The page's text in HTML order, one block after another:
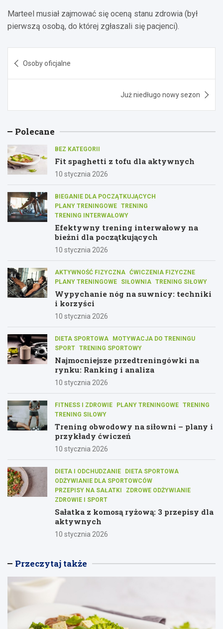
Marteel musiał zajmować się oceną stanu zdrowia (był
pierwszą osobą, do której zgłaszali się pacjenci).
wpisu
Osoby oficjalne
Już niedługo nowy sezon
Polecane
BEZ KATEGORII
Fit spaghetti z tofu dla aktywnych
10 stycznia 2026
BIEGANIE DLA POCZĄTKUJĄCYCH
PLANY TRENINGOWE TRENING
TRENING INTERWAŁOWY
Efektywny trening interwałowy na
bieżni dla początkujących
10 stycznia 2026
AKTYWNOŚĆ FIZYCZNA ĆWICZENIA FIZYCZNE
PLANY TRENINGOWE
SIŁOWNIA TRENING SIŁOWY
Wypychanie nóg na suwnicy: techniki
i korzyści
10 stycznia 2026
DIETA SPORTOWA
MOTYWACJA DO TRENINGU
SPORT TRENING SPORTOWY
Najmocniejsze przedtreningówki na
rynku: Ranking i analiza
10 stycznia 2026
FITNESS I ZDROWIE PLANY TRENINGOWE TRENING
TRENING SIŁOWY
Trening obwodowy na siłowni – plany i
przykłady ćwiczeń
10 stycznia 2026
DIETA I ODCHUDZANIE
DIETA SPORTOWA
ODŻYWIANIE DLA SPORTOWCÓW
PRZEPISY NA SAŁATKI
ZDROWE ODŻYWIANIE
ZDROWIE I SPORT
Sałatka z komosą ryżową: 3 przepisy dla
aktywnych
10 stycznia 2026
Przeczytaj także